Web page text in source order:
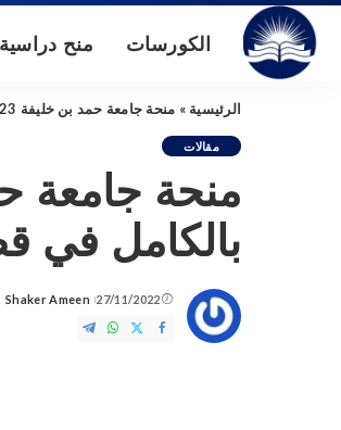
الكورسات منح دراسية
الرئيسية » منحة جامعة حمد بن خليفة 2023 | الممولة بالكامل في قطر– تعرف على التفاصيل
مقالات
بالكامل في
27/11/2022
Posted
by
Shaker Ameen